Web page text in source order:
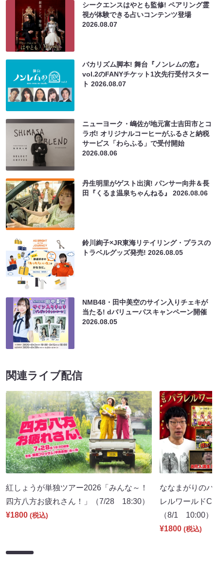
シークエンスはやとも監修! ペアリング霊
視が体験できる占いコンテンツ登場
2026.08.07
バカリズム脚本! 舞台『ノンレムの窓』
vol.2のFANYチケット1次先行受付スター
ト2026.08.07
ニューヨーク・嶋佐が地元富士吉田市とコ
ラボ! オリジナルコーヒーがふるさと納税
サービス「わらふる」で受付開始
2026.08.06
丹生明里がゲスト出演! パンサー向井＆長
田『くるま温泉ちゃんねる』2026.08.06
鈴川絢子×JR東海リテイリング・プラスの
トラベルグッズ発売!2026.08.05
NMB48・田中美空のサイン入りチェキが
当たる! dバリューパスキャンペーン開催
2026.08.05
関連ライブ配信
紅しょうが単独ツアー2026「みんな～！
四方八方お疲れさん！」（7/28 18:30）
¥1800 (税込)
ななまがりのパ
レルワールド
（8/1 10:00）
¥1800 (税込)